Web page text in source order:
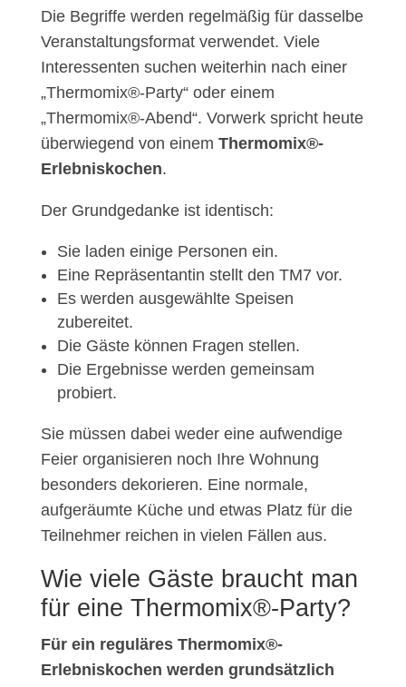
Die Begriffe werden regelmäßig für dasselbe
Veranstaltungsformat verwendet. Viele
Interessenten suchen weiterhin nach einer
„Thermomix®-Party“ oder einem
„Thermomix®-Abend“. Vorwerk spricht heute
überwiegend von einem Thermomix®-
Erlebniskochen.
Der Grundgedanke ist identisch:
Sie laden einige Personen ein.
Eine Repräsentantin stellt den TM7 vor.
Es werden ausgewählte Speisen
zubereitet.
Die Gäste können Fragen stellen.
Die Ergebnisse werden gemeinsam
probiert.
Sie müssen dabei weder eine aufwendige
Feier organisieren noch Ihre Wohnung
besonders dekorieren. Eine normale,
aufgeräumte Küche und etwas Platz für die
Teilnehmer reichen in vielen Fällen aus.
Wie viele Gäste braucht man
für eine Thermomix®-Party?
Für ein reguläres Thermomix®-
Erlebniskochen werden grundsätzlich